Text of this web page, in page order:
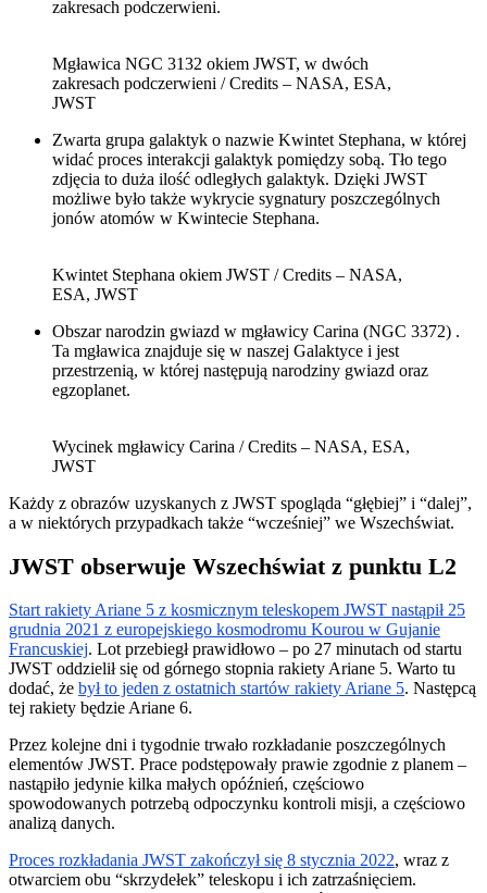
zakresach podczerwieni.
Mgławica NGC 3132 okiem JWST, w dwóch
zakresach podczerwieni / Credits – NASA, ESA,
JWST
Zwarta grupa galaktyk o nazwie Kwintet Stephana, w której
widać proces interakcji galaktyk pomiędzy sobą. Tło tego
zdjęcia to duża ilość odległych galaktyk. Dzięki JWST
możliwe było także wykrycie sygnatury poszczególnych
jonów atomów w Kwintecie Stephana.
Kwintet Stephana okiem JWST / Credits – NASA,
ESA, JWST
Obszar narodzin gwiazd w mgławicy Carina (NGC 3372) .
Ta mgławica znajduje się w naszej Galaktyce i jest
przestrzenią, w której następują narodziny gwiazd oraz
egzoplanet.
Wycinek mgławicy Carina / Credits – NASA, ESA,
JWST
Każdy z obrazów uzyskanych z JWST spogląda “głębiej” i “dalej”,
a w niektórych przypadkach także “wcześniej” we Wszechświat.
JWST obserwuje Wszechświat z punktu L2
Start rakiety Ariane 5 z kosmicznym teleskopem JWST nastąpił 25
grudnia 2021 z europejskiego kosmodromu Kourou w Gujanie
Francuskiej. Lot przebiegł prawidłowo – po 27 minutach od startu
JWST oddzielił się od górnego stopnia rakiety Ariane 5. Warto tu
dodać, że był to jeden z ostatnich startów rakiety Ariane 5. Następcą
tej rakiety będzie Ariane 6.
Przez kolejne dni i tygodnie trwało rozkładanie poszczególnych
elementów JWST. Prace podstępowały prawie zgodnie z planem –
nastąpiło jedynie kilka małych opóźnień, częściowo
spowodowanych potrzebą odpoczynku kontroli misji, a częściowo
analizą danych.
Proces rozkładania JWST zakończył się 8 stycznia 2022, wraz z
otwarciem obu “skrzydełek” teleskopu i ich zatrzaśnięciem.